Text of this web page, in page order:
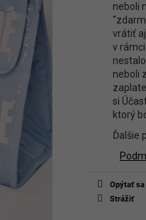
neboli
vrátiť
v
neboli
si
ktorý
Ďalšie
Opýtať sa
Strážiť